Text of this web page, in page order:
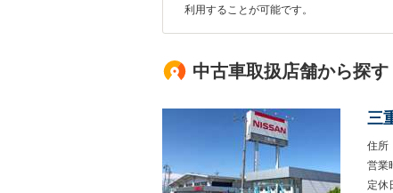
利用することが可能です。
中古車取扱店舗から探す
三
住所
営業
定休